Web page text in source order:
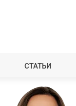
СТАТЬИ